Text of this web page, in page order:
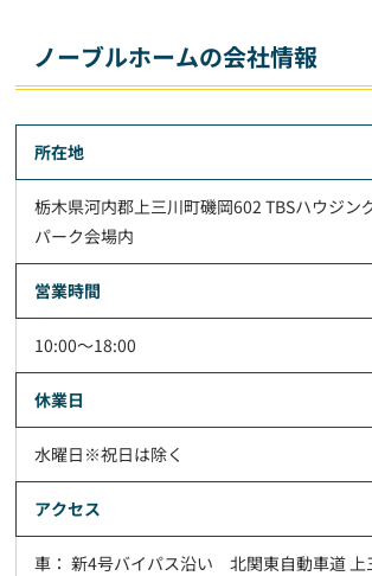
ノーブルホームの会社情報
所在地
栃木県河内郡上三川町磯岡602 TBSハウジン
パーク会場内
営業時間
10:00～18:00
休業日
水曜日※祝日は除く
アクセス
車： 新4号バイパス沿い 北関東自動車道 上